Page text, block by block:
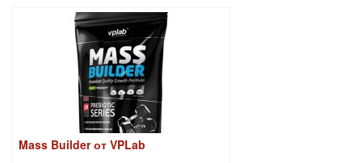
Mass Builder от VPLab